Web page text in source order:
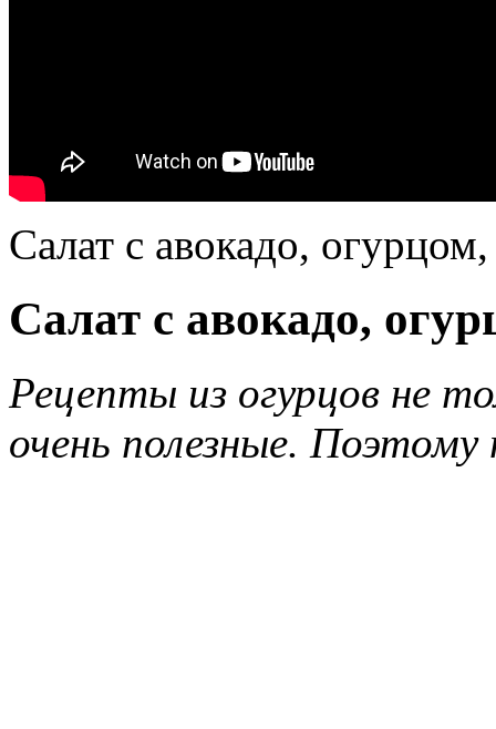
Салат с авокадо,
Салат с авокадо,
Рецепты из огурцов не
очень полезные.